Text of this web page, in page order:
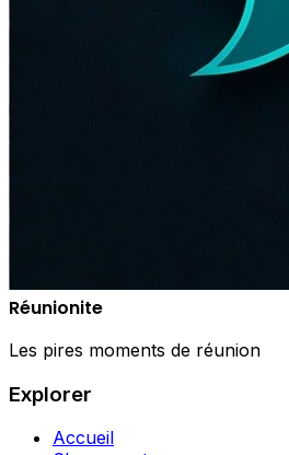
Réunionite
Les pires moments de réunion
Explorer
Accueil